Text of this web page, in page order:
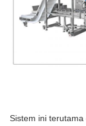
Sistem ini